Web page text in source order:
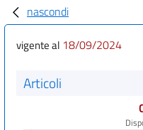
nascondi
vigente al 18/09/2024
Articoli